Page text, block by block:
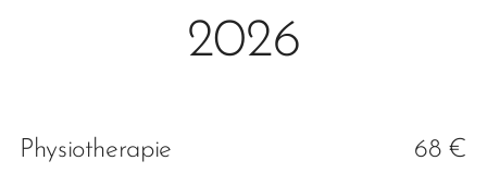
2026
Physiotherapie 68 €